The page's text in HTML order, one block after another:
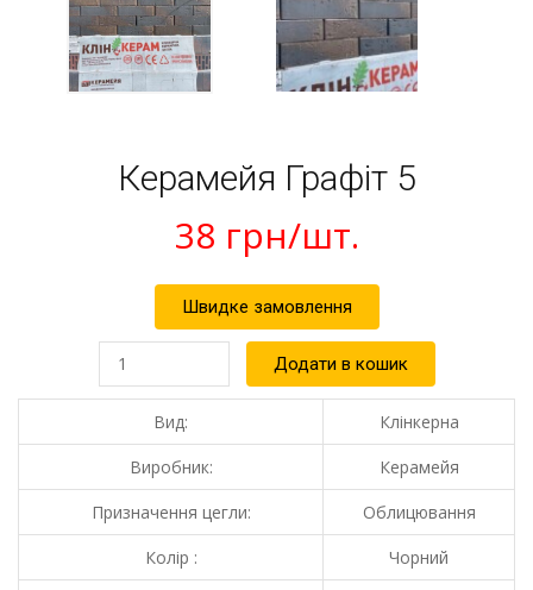
Керамейя Графіт 5
38 грн/шт.
Швидке замовлення
Графіт
5
кількість
Додати в кошик
Вид:
Клінкерна
Виробник:
Керамейя
Призначення цегли:
Облицювання
Колір :
Чорний